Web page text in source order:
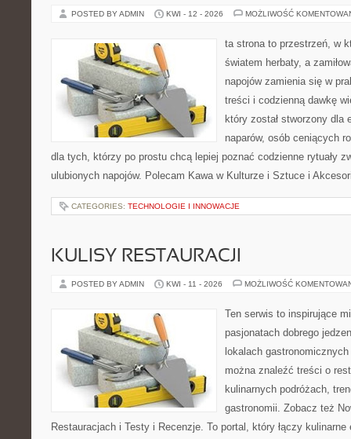
POSTED BY ADMIN KWI - 12 - 2026 MOŻLIWOŚĆ
ta strona to przestrzeń, w
światem herbaty, a
napojów zamienia się w
treści i codzienną dawkę
który został stworzony dla
naparów, osób ceniących
dla tych, którzy po prostu chcą lepiej poznać codzienne rytuały
ulubionych napojów. Polecam Kawa w Kulturze i Sztuce i
CATEGORIES: TECHNOLOGIE I INNOWACJE
KULISY RESTAURACJI
POSTED BY ADMIN KWI - 11 - 2026 MOŻLIWOŚĆ
Ten serwis to inspirujące
pasjonatach dobrego
lokalach
można znaleźć treści o
kulinarnych podróżach,
gastronomii. Zobacz też
Restauracjach i Testy i Recenzje. To portal, który łączy